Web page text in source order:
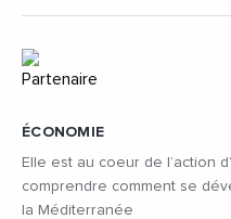
ÉCONOMIE
Elle est au coeur de l’action
comprendre comment se
la Méditerranée